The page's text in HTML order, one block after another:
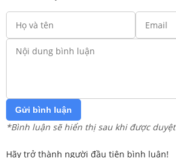
Gửi bình luận
*Bình luận sẽ hiển thị sau khi được duyệt
Hãy trở thành người đầu tiên bình luận!